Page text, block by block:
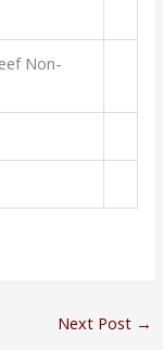
Non-
Next Post →